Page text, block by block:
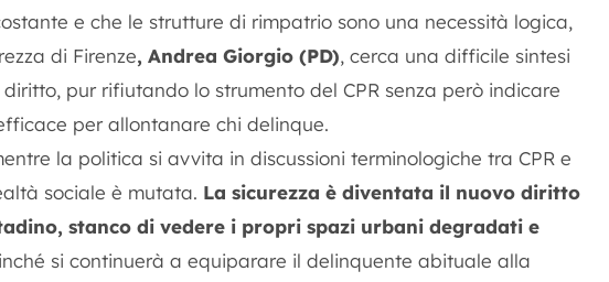
e che le strutture di rimpatrio sono una necessità logica,
di Firenze, Andrea Giorgio (PD), cerca una difficile sintesi
pur rifiutando lo strumento del CPR senza però indicare
per allontanare chi delinque.
la politica si avvita in discussioni terminologiche tra CPR e
sociale è mutata. La sicurezza è diventata il nuovo diritto
stanco di vedere i propri spazi urbani degradati e
si continuerà a equiparare il delinquente abituale alla